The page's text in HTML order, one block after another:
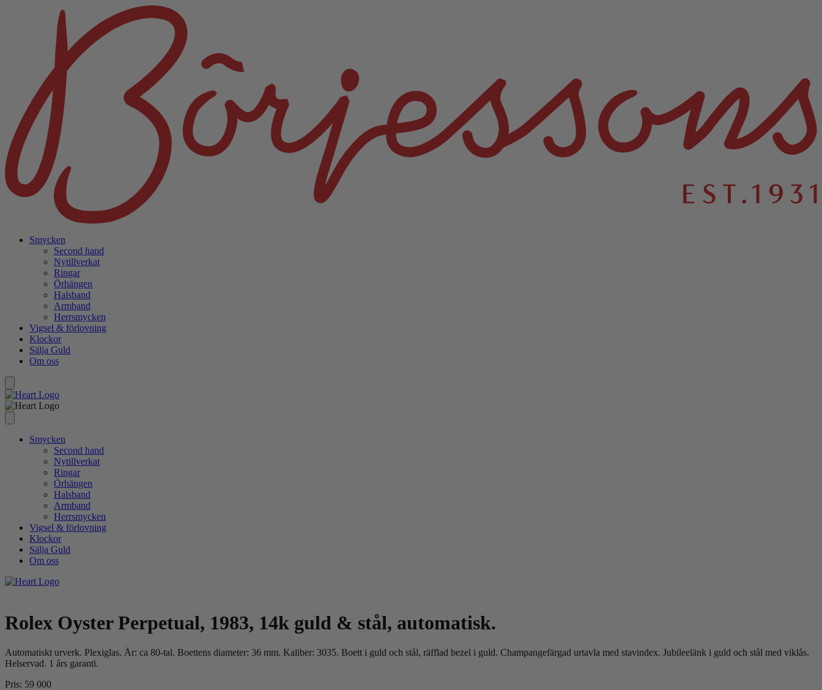
Smycken
Second hand
Nytillverkat
Ringar
Örhängen
Halsband
Armband
Herrsmycken
Vigsel & förlovning
Klockor
Sälja Guld
Om oss
Smycken
Second hand
Nytillverkat
Ringar
Örhängen
Halsband
Armband
Herrsmycken
Vigsel & förlovning
Klockor
Sälja Guld
Om oss
Rolex Oyster Perpetual, 1983, 14k guld & stål, automatisk.
Automatiskt urverk. Plexiglas. År: ca 80-tal. Boettens diameter: 36 mm. Kaliber: 3035. Boett i guld och stål, räfflad bezel i guld. Champangefärgad urtavla med stavindex. Jubileelänk i guld och stål med viklås.
Helservad. 1 års garanti.
Pris: 59 000